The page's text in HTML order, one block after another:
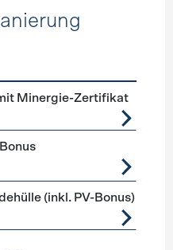
Sanierung
Minergie-Zertifikat
(inkl. PV-Bonus)